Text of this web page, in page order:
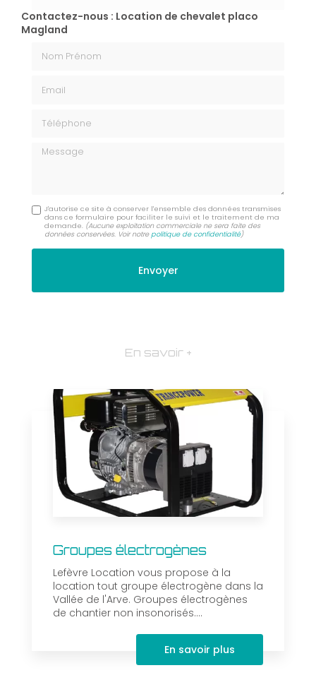
Contactez-nous : Location de chevalet placo
Magland
Message
J'autorise ce site à conserver l'ensemble des données transmises
dans ce formulaire pour faciliter le suivi et le traitement de ma
demande. (Aucune exploitation commerciale ne sera faite des
données conservées. Voir notrepolitique de confidentialité)
En savoir +
Groupes électrogènes
Lefèvre Location vous propose à la
location tout groupe électrogène dans la
Vallée de l'Arve. Groupes électrogènes
de chantier non insonorisés....
En savoir plus